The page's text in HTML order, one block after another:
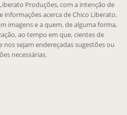
Produções, com a intenção de
informações acerca de Chico Liberato.
imagens e a quem, de alguma forma,
ao tempo em que, cientes de
sejam endereçadas sugestões ou
necessárias.